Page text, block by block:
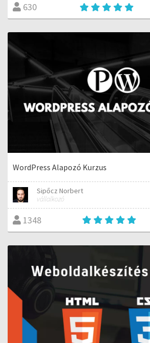
630
WordPress Alapozó Kurzus
Sipőcz Norbert
vállalkozó
1348